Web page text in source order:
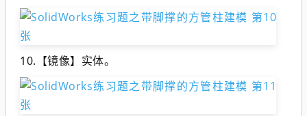
10.【镜像】实体。